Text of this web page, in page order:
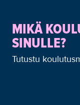
MIKÄ
SINULLE?
Tutustu